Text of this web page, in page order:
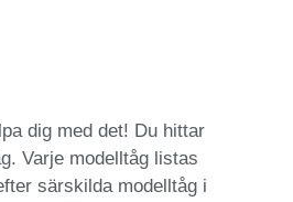
dig med det! Du hittar
Varje modelltåg listas
särskilda modelltåg i